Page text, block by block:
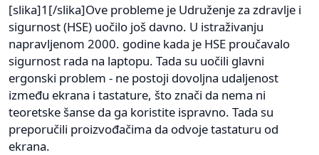
[slika]1[/slika]Ove probleme je Udruženje za zdravlje i
sigurnost (HSE) uočilo još davno. U istraživanju
napravljenom 2000. godine kada je HSE proučavalo
sigurnost rada na laptopu. Tada su uočili glavni
ergonski problem - ne postoji dovoljna udaljenost
između ekrana i tastature, što znači da nema ni
teoretske šanse da ga koristite ispravno. Tada su
preporučili proizvođačima da odvoje tastaturu od
ekrana.